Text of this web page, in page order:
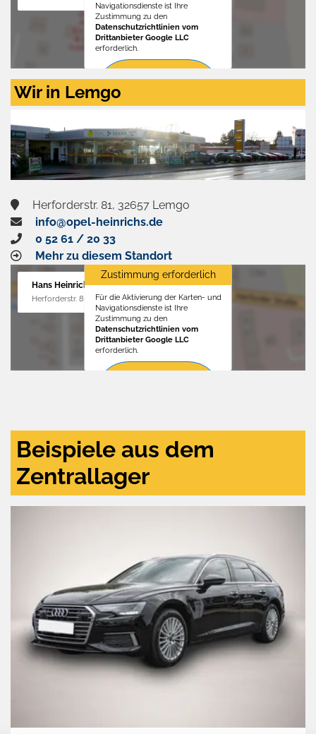
Navigationsdienste ist Ihre
Zustimmung zu den
Datenschutzrichtlinien vom
Drittanbieter Google LLC
erforderlich.
Zustimmen
aktivieren
Wir in Lemgo
Herforderstr. 81, 32657 Lemgo
info@opel-heinrichs.de
0 52 61 / 20 33
Mehr zu diesem Standort
Hans Heinrichs GmbH
Herforderstr. 81, 32657 Lemgo
Zustimmung erforderlich
Für die Aktivierung der Karten- und
Navigationsdienste ist Ihre
Zustimmung zu den
Datenschutzrichtlinien vom
Drittanbieter Google LLC
erforderlich.
Beispiele aus dem
Zentrallager